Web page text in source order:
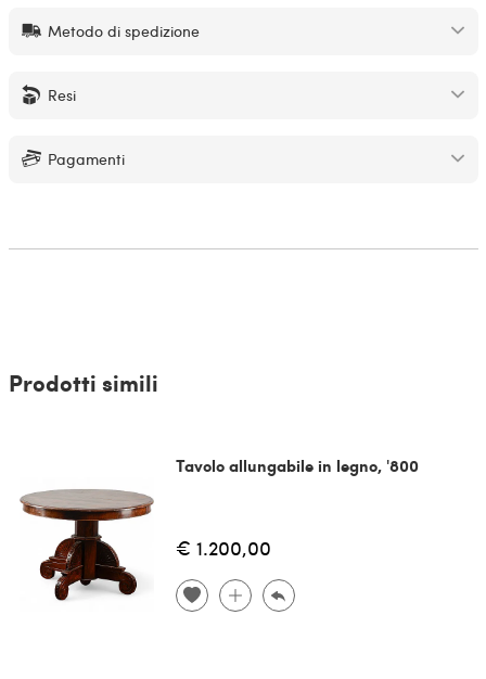
Metodo di spedizione
Resi
Pagamenti
Prodotti simili
Tavolo allungabile in legno, '800
€ 1.200,00